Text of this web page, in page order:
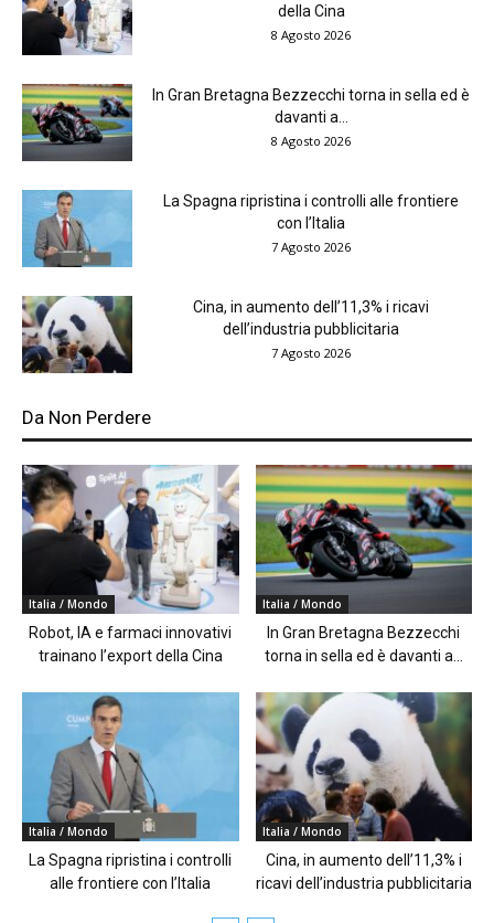
della Cina
8 Agosto 2026
In Gran Bretagna Bezzecchi torna in sella ed è
davanti a...
8 Agosto 2026
La Spagna ripristina i controlli alle frontiere
con l’Italia
7 Agosto 2026
Cina, in aumento dell’11,3% i ricavi
dell’industria pubblicitaria
7 Agosto 2026
Da Non Perdere
Italia / Mondo
Robot, IA e farmaci innovativi
trainano l’export della Cina
Italia / Mondo
In Gran Bretagna Bezzecchi
torna in sella ed è davanti a...
Italia / Mondo
La Spagna ripristina i controlli
alle frontiere con l’Italia
Italia / Mondo
Cina, in aumento dell’11,3% i
ricavi dell’industria pubblicitaria